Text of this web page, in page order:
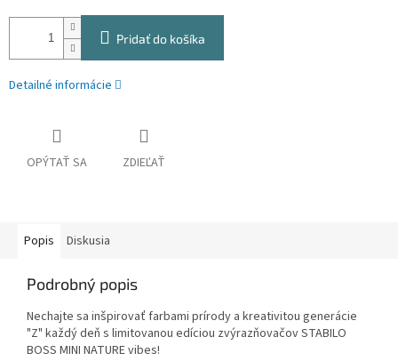
Pridať do košíka
Detailné informácie
OPÝTAŤ SA ZDIEĽAŤ
Popis Diskusia
Podrobný popis
Nechajte sa inšpirovať farbami prírody a kreativitou generácie
"Z" každý deň s limitovanou edíciou zvýrazňovačov STABILO
BOSS MINI NATURE vibes!